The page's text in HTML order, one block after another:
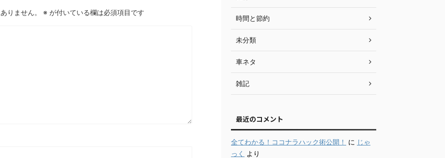
りません。 ※ が付いている欄は必須項目です
時間と節約
未分類
車ネタ
雑記
最近のコメント
全てわかる！ココナラハック術公開！ に じゃ
っく
より